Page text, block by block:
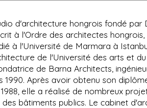
d'architecture hongrois fondé par
à l'Ordre des architectes
à l'Université de Marmara à
de l'Université des arts et
de Barna Architects,
1990. Après avoir obtenu son
elle a réalisé de nombreux
bâtiments publics. Le cabinet